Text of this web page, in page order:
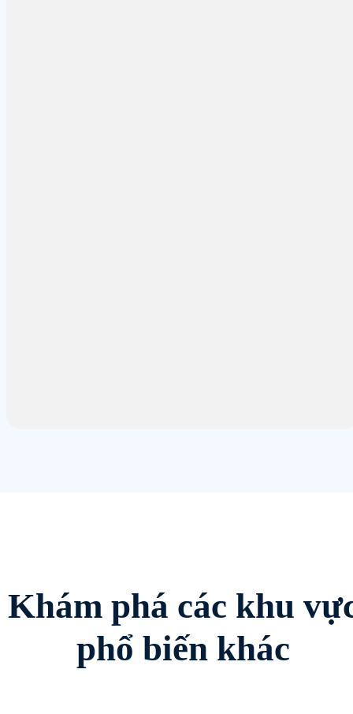
Khám phá các khu
phổ biến khác